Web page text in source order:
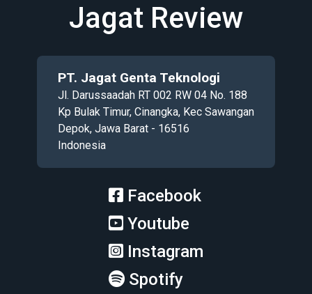
Jagat Review
PT. Jagat Genta Teknologi
Jl. Darussaadah RT 002 RW 04 No. 188
Kp Bulak Timur, Cinangka, Kec Sawangan
Depok, Jawa Barat - 16516
Indonesia
Facebook
Youtube
Instagram
Spotify